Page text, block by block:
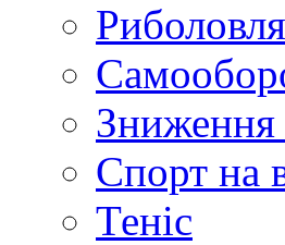
Риболовля
Зниження
Спорт на
Теніс